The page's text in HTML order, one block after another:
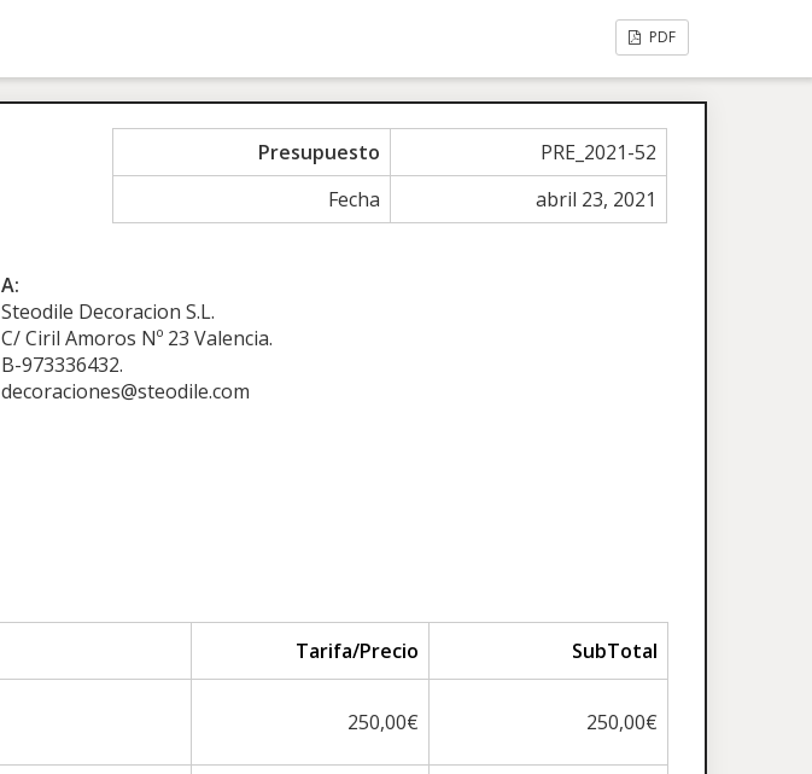
PDF
Presupuesto
PRE_2021-52
Fecha
abril 23, 2021
A:
Steodile Decoracion S.L.
C/ Ciril Amoros Nº 23 Valencia.
B-973336432.
decoraciones@steodile.com
Tarifa/Precio SubTotal
250,00€ 250,00€